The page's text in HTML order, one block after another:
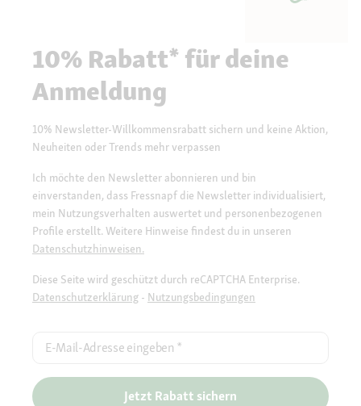
10% Rabatt* für deine
Anmeldung
10% Newsletter-Willkommensrabatt sichern und keine Aktion,
Neuheiten oder Trends mehr verpassen
Ich möchte den Newsletter abonnieren und bin
einverstanden, dass Fressnapf die Newsletter individualisiert,
mein Nutzungsverhalten auswertet und personenbezogenen
Profile erstellt. Weitere Hinweise findest du in unseren
Datenschutzhinweisen.
Diese Seite wird geschützt durch reCAPTCHA Enterprise.
Datenschutzerklärung - Nutzungsbedingungen
E-Mail-Adresse eingeben *
Jetzt Rabatt sichern